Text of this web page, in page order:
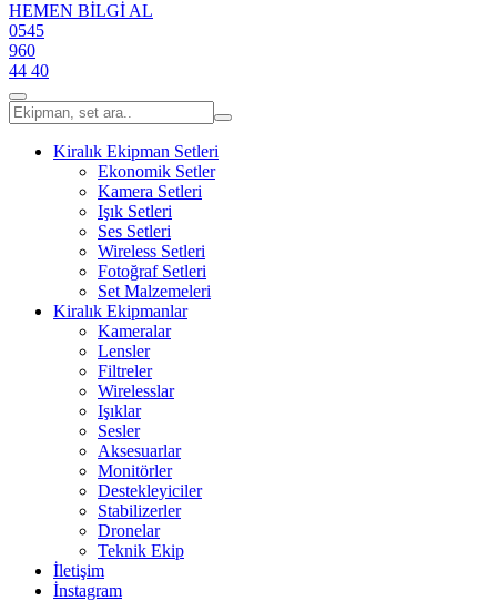
HEMEN BİLGİ AL
0545
960
44 40
Kiralık Ekipman Setleri
Ekonomik Setler
Kamera Setleri
Işık Setleri
Ses Setleri
Wireless Setleri
Fotoğraf Setleri
Set Malzemeleri
Kiralık Ekipmanlar
Kameralar
Lensler
Filtreler
Wirelesslar
Işıklar
Sesler
Aksesuarlar
Monitörler
Destekleyiciler
Stabilizerler
Dronelar
Teknik Ekip
İletişim
İnstagram